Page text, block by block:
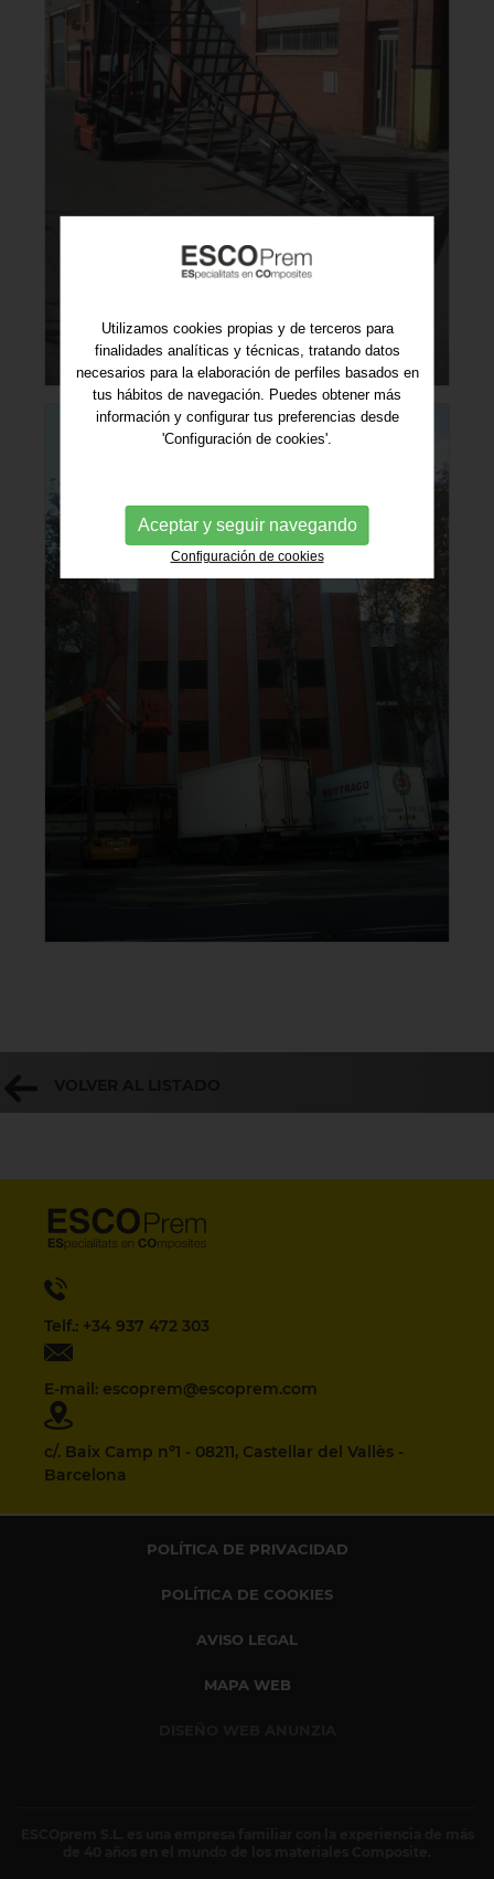
Telf.: +34 937 472 303
E-mail: escoprem@escoprem.com
c/. Baix Camp nº1 - 08211, Castellar del Vallès -
Barcelona
POLÍTICA DE PRIVACIDAD
POLÍTICA DE COOKIES
AVISO LEGAL
MAPA WEB
Utilizamos cookies propias y de terceros para
finalidades analíticas y técnicas, tratando datos
necesarios para la elaboración de perfiles basados en
tus hábitos de navegación. Puedes obtener más
información y configurar tus preferencias desde
'Configuración de cookies'.
Aceptar y seguir navegando
Configuración de cookies